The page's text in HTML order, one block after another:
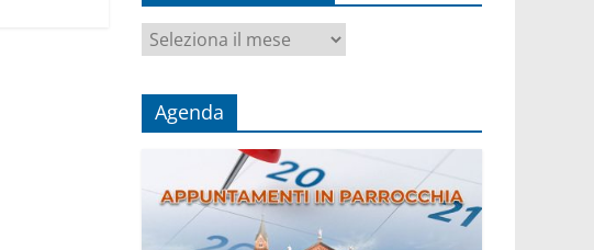
Archivio
per
Agenda